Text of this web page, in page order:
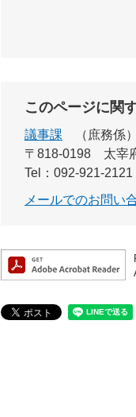
このページに関
議事課
庶務係
〒818-0198
太宰
Tel：092-921-2121
メールでのお問い